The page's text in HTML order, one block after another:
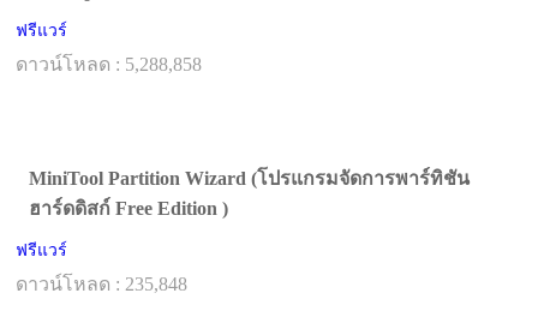
ฟรีแวร์
ดาวน์โหลด : 5,288,858
MiniTool Partition Wizard (โปรแกรมจัดการพาร์ทิชัน
ฮาร์ดดิสก์ Free Edition )
ฟรีแวร์
ดาวน์โหลด : 235,848